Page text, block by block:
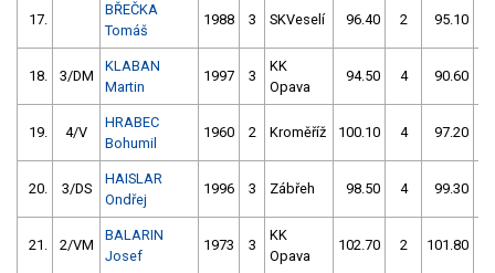
17.
BŘEČKA
Tomáš
1988 3 SKVeselí 96.40 2 95.10
18. 3/DM
KLABAN
Martin
1997 3
KK
Opava
94.50 4 90.60
19. 4/V
HRABEC
Bohumil
1960 2 Kroměříž 100.10 4 97.20
20. 3/DS
HAISLAR
Ondřej
1996 3 Zábřeh 98.50 4 99.30
21. 2/VM
BALARIN
Josef
1973 3
KK
Opava
102.70 2 101.80